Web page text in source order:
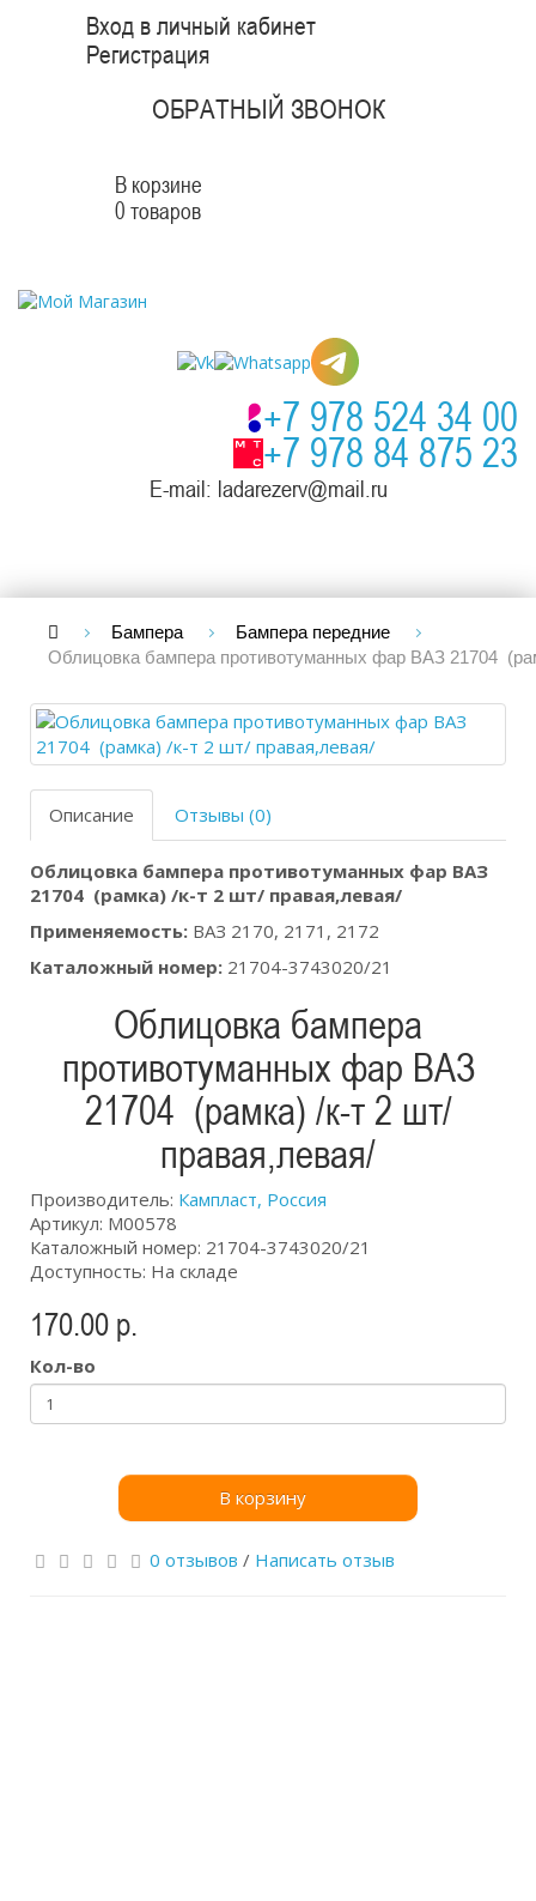
Вход в личный кабинет
Регистрация
ОБРАТНЫЙ ЗВОНОК
В корзине
0 товаров
+7 978 524 34 00
+7 978 84 875 23
E-mail: ladarezerv@mail.ru
Бампера
Бампера передние
Облицовка бампера противотуманных фар ВАЗ 21704
Описание Отзывы (0)
Облицовка бампера противотуманных фар ВАЗ
21704 (рамка) /к-т 2 шт/ правая,левая/
Применяемость: ВАЗ 2170, 2171, 2172
Каталожный номер: 21704-3743020/21
Облицовка бампера
противотуманных фар ВАЗ
21704 (рамка) /к-т 2 шт/
правая,левая/
Производитель: Кампласт, Россия
Артикул: М00578
Каталожный номер: 21704-3743020/21
Доступность: На складе
170.00 р.
Кол-во
В корзину
0 отзывов / Написать отзыв